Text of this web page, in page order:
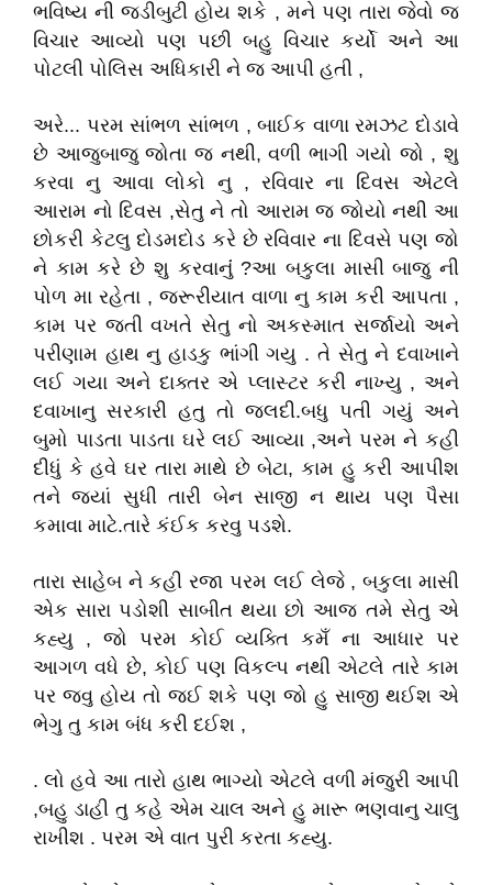
ભવિષ્ય ની જડીબુટી હોય શકે , મને પણ તારા જેવો જ
વિચાર આવ્યો પણ પછી બહુ વિચાર કર્યો અને આ
પોટલી પોલિસ અધિકારી ને જ આપી હતી ,
અરે... પરમ સાંભળ સાંભળ , બાઈક વાળા રમઝટ દોડાવે
છે આજુબાજુ જોતા જ નથી, વળી ભાગી ગયો જો , શુ
કરવા નુ આવા લોકો નુ , રવિવાર ના દિવસ એટલે
આરામ નો દિવસ ,સેતુ ને તો આરામ જ જોયો નથી આ
છોકરી કેટલુ દોડમદોડ કરે છે રવિવાર ના દિવસે પણ જો
ને કામ કરે છે શુ કરવાનુંં ?આ બકુલા માસી બાજુ ની
પોળ મા રહેતા , જરૂરીયાત વાળા નુ કામ કરી આપતા ,
કામ પર જતી વખતે સેતુ નો અકસ્માત સર્જાયો અને
પરીણામ હાથ નુ હાડકુ ભાંગી ગયુ . તે સેતુ ને દવાખાને
લઈ ગયા અને દાક્તર એ પ્લાસ્ટર કરી નાખ્યુ , અને
દવાખાનુ સરકારી હતુ તો જલદી.બધુ પતી ગયું અને
બુમો પાડતા પાડતા ઘરે લઈ આવ્યા ,અને પરમ ને કહી
દીધું કે હવે ઘર તારા માથે છે બેટા, કામ હુ કરી આપીશ
તને જ્યાં સુધી તારી બેન સાજી ન થાય પણ પૈસા
કમાવા માટે.તારે કંઈક કરવુ પડશે.
તારા સાહેબ ને કહી રજા પરમ લઈ લેજે , બકુલા માસી
એક સારા પડોશી સાબીત થયા છો આજ તમે સેતુ એ
કહ્યુ , જો પરમ કોઈ વ્યક્તિ કમઁ ના આધાર પર
આગળ વધે છે, કોઈ પણ વિકલ્પ નથી એટલે તારે કામ
પર જવુ હોય તો જઈ શકે પણ જો હુ સાજી થઈશ એ
ભેગુ તુ કામ બંધ કરી દઈશ ,
. લો હવે આ તારો હાથ ભાગ્યો એટલે વળી મંજુરી આપી
,બહુ ડાહી તુ કહે એમ ચાલ અને હુ મારૂ ભણવાનુ ચાલુ
રાખીશ . પરમ એ વાત પુરી કરતા કહ્યુ.